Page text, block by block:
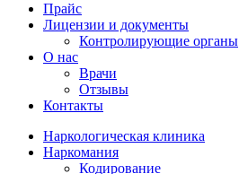
Прайс
Лицензии и документы
Контролирующие органы
О нас
Врачи
Отзывы
Контакты
Наркологическая клиника
Наркомания
Кодирование